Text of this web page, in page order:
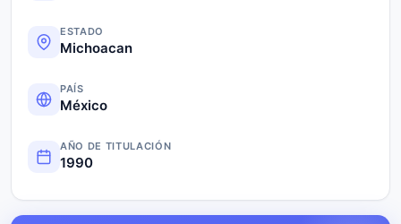
ESTADO
Michoacan
PAÍS
México
AÑO DE TITULACIÓN
1990